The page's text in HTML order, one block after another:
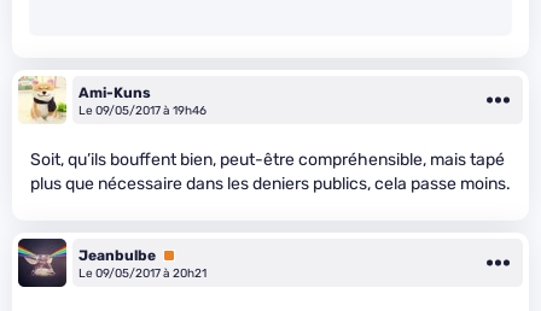
Ami-Kuns
Le 09/05/2017 à 19h46
Soit, qu’ils bouffent bien, peut-être compréhensible, mais tapé
plus que nécessaire dans les deniers publics, cela passe moins.
Jeanbulbe Premium
Le 09/05/2017 à 20h21